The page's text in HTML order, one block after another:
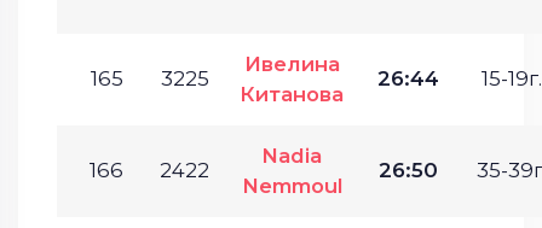
165 3225
Ивелина
Китанова
26:44 15-19г.
166 2422
Nadia
Nemmoul
26:50 35-